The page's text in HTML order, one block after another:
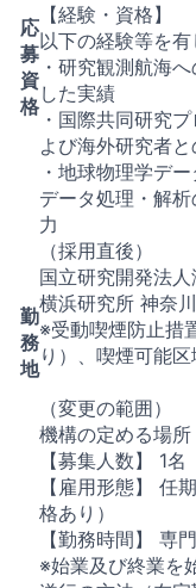
応
募
資
格
【経験・資格】
以下の経験等を有
・研究観測航海
した実績
・国際共同研究
よび海外研究者
・地球物理学デ
データ処理・解
力
勤
務
地
（採用直後）
国立研究開発法
横浜研究所 神奈
※受動喫煙防止措
り）、喫煙可能
（変更の範囲）
機構の定める場所
【募集人数】 1名
【雇用形態】 任
格あり）
【勤務時間】 専
※始業及び終業を